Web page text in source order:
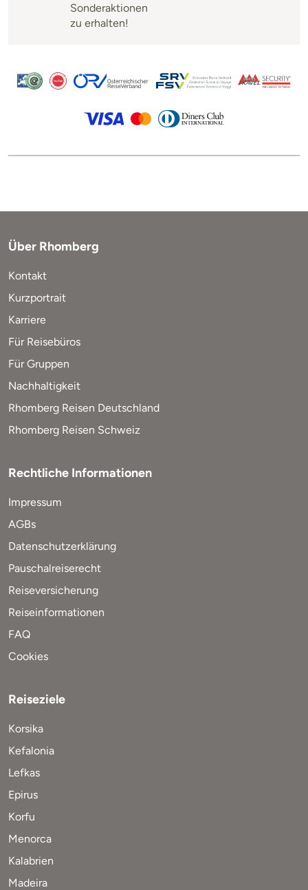
Sonderaktionen
zu erhalten!
Über Rhomberg
Kontakt
Kurzportrait
Karriere
Für Reisebüros
Für Gruppen
Nachhaltigkeit
Rhomberg Reisen Deutschland
Rhomberg Reisen Schweiz
Rechtliche Informationen
Impressum
AGBs
Datenschutzerklärung
Pauschalreiserecht
Reiseversicherung
Reiseinformationen
FAQ
Cookies
Reiseziele
Korsika
Kefalonia
Lefkas
Epirus
Korfu
Menorca
Kalabrien
Madeira